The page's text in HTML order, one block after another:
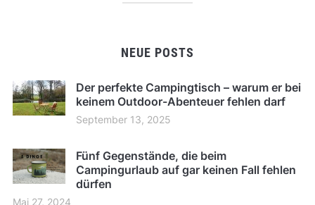
NEUE POSTS
Der perfekte Campingtisch – warum er bei
keinem Outdoor-Abenteuer fehlen darf
September 13, 2025
Fünf Gegenstände, die beim
Campingurlaub auf gar keinen Fall fehlen
dürfen
Mai 27, 2024